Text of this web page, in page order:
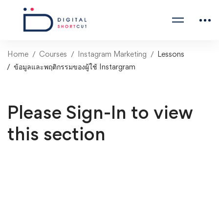
Home Courses Instagram Marketing
Lessons
ข้อมูลและพฤติกรรมของผู้ใช้ Instargram
Please Sign-In to view
this section